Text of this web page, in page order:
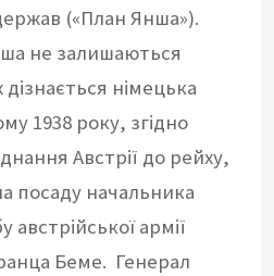
(«План Янша»).
не залишаються
німецька
1938 року, згідно
Австрії до рейху,
посаду начальника
австрійської армії
Беме. Генерал